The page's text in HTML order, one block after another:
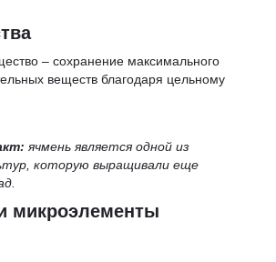
– сохранение максимального
веществ благодаря цельному
ячмень является одной из
которую выращивали еще
микроэлементы